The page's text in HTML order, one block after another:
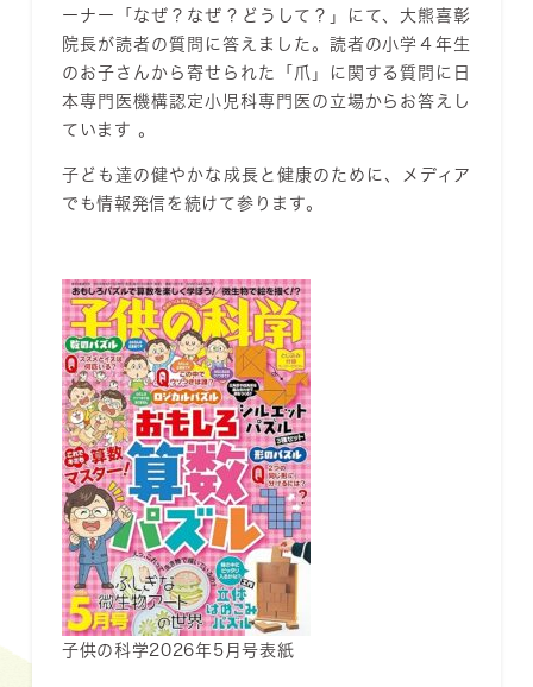
ーナー「なぜ？なぜ？どうして？」にて、大熊喜彰
院長が読者の質問に答えました。読者の小学４年生
のお子さんから寄せられた「爪」に関する質問に日
本専門医機構認定小児科専門医の立場からお答えし
ています 。
子ども達の健やかな成長と健康のために、メディア
でも情報発信を続けて参ります。
子供の科学2026年5月号表紙